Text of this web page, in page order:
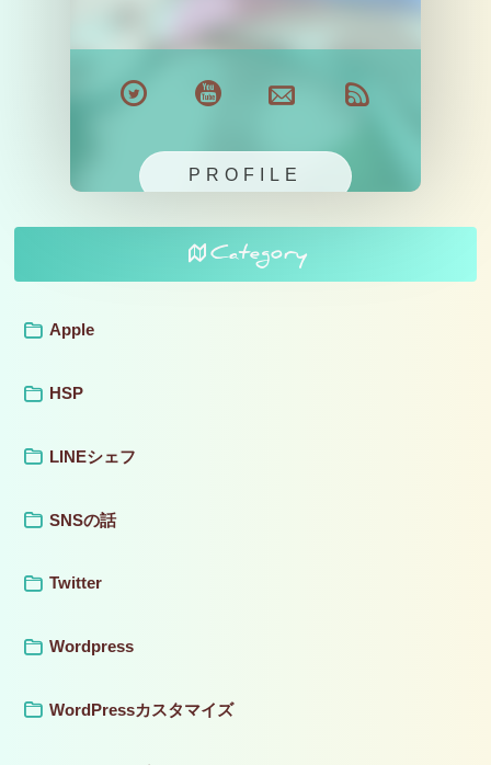
PROFILE
Category
Apple
HSP
LINEシェフ
SNSの話
Twitter
Wordpress
WordPressカスタマイズ